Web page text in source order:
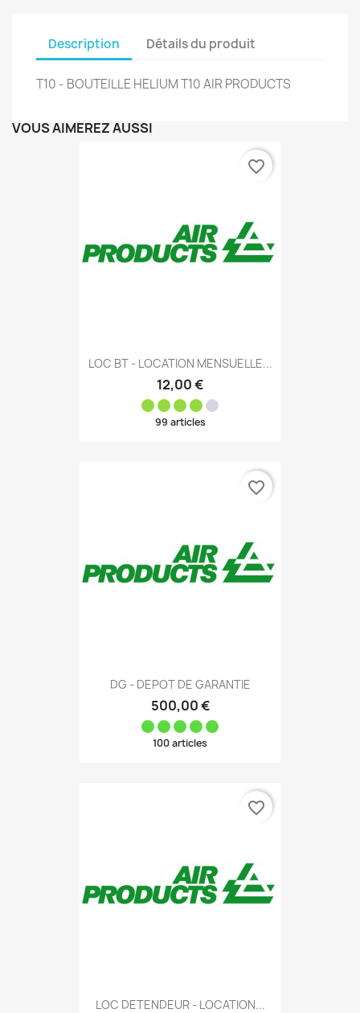
Description Détails du produit
T10 - BOUTEILLE HELIUM T10 AIR PRODUCTS
VOUS AIMEREZ AUSSI
LOC BT - LOCATION MENSUELLE...
12,00 €
99 articles
favorite_border
DG - DEPOT DE GARANTIE
500,00 €
100 articles
favorite_border
LOC DETENDEUR - LOCATION...
favorite_border